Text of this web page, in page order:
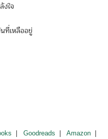
ใจ
ที่เหลืออยู่
Goodreads Amazon